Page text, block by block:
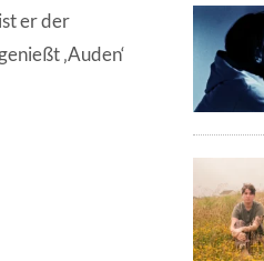
er der
‚Auden‘